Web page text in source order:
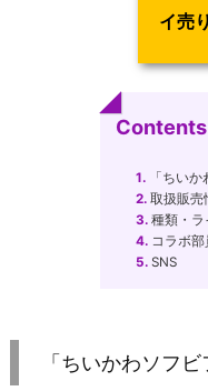
イ売
Contents
1.「ちいか
2.取扱販売
3.種類・ラ
4.コラボ部
5.SNS
「ちいかわソフ